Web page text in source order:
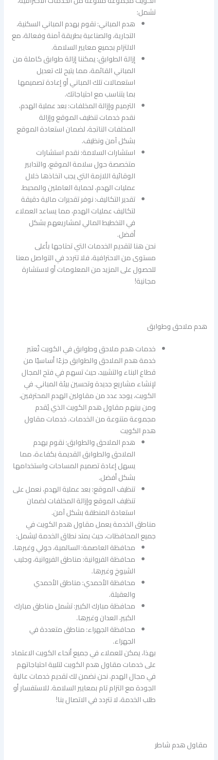
تشمل:
هدم المباني: نقوم بهدم المباني السكنية،
التجارية، والصناعية بطريقة آمنة وفعالة، مع
الالتزام بجميع معايير السلامة.
إزالة الطوابق: يمكننا إزالة طوابق كاملة من
المباني القائمة، مما يتيح لك تعديل
استعمالات تلك المباني أو إعادة تصميمها
بما يتناسب مع احتياجاتك.
الترميم وإزالة المخلفات: بعد عملية الهدم،
نقدم خدمات تنظيف الموقع وإزالة
المخلفات الناتجة، لضمان استعادة الموقع
بشكل آمن ونظيف.
استشارات السلامة: نقدم استشارات
متخصصة حول سلامة الموقع، والتدابير
الوقائية اللازمة التي يجب اتخاذها خلال
عمليات الهدم، لحماية العاملين والمحيط.
تقدير التكاليف: نوفر تقديرات مالية دقيقة
لتكاليف عمليات الهدم، مما يساعد العملاء
في التخطيط المالي لمشاريعهم بشكل
أفضل.
نحن هنا لتقديم الخدمات التي تحتاجها بأعلى
مستوى من الاحترافية، فلا تتردد في التواصل معنا
للحصول على المزيد من المعلومات أو لاستشارة
مجانية!
هدم ملاحق وطوابق
خدمات هدم ملاحق وطوابق في الكويت تُعتبر
خدمة هدم الملاحق والطوابق جزءًا أساسيًا من
قطاع البناء والتشييد، حيث تسهم في فتح المجال
لإنشاء مشاريع جديدة وتحسين بيئة المباني. في
الكويت، يوجد عدد من مقاولين الهدم المحترفين،
ومن بينهم مقاول هدم الكويت الذي يُقدم
مجموعة متنوعة من الخدمات. خدمات مقاول
هدم الكويت
هدم الملاحق والطوابق: نقوم بهدم
الملاحق والطوابق القديمة بكفاءة، مما
يسهل إعادة تصميم المساحات واستخدامها
بشكل أفضل.
تنظيف الموقع: بعد عملية الهدم، نعمل على
تنظيف الموقع وإزالة المخلفات لضمان
استعادة المنطقة بشكل آمن.
مناطق الخدمة يعمل مقاول هدم الكويت في
جميع المحافظات، حيث يمتد نطاق الخدمة ليشمل:
محافظة العاصمة: السالمية، حولي وغيرها.
محافظة الفروانية: مناطق الفروانية، وجليب
الشيوخ وغيرها.
محافظة الأحمدي: مناطق الأحمدي
والعقيلة.
محافظة مبارك الكبير: تشمل مناطق مبارك
الكبير، العدان وغيرها.
محافظة الجهراء: مناطق متعددة في
الجهراء.
بهذا، يمكن للعملاء في جميع أنحاء الكويت الاعتماد
على خدمات مقاول هدم الكويت لتلبية احتياجاتهم
في مجال الهدم. نحن نضمن لك تقديم خدمات عالية
الجودة مع التزام تام بمعايير السلامة. للاستفسار أو
طلب الخدمة، لا تتردد في الاتصال بنا!
مقاول هدم شاطر